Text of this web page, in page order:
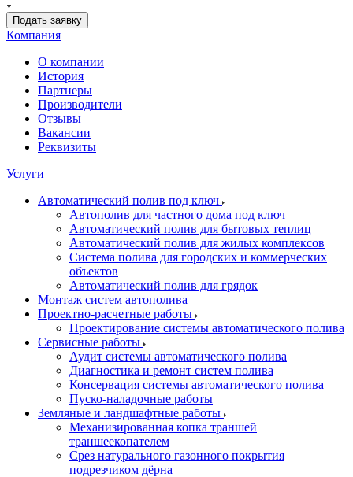
Подать заявку
Компания
О компании
История
Партнеры
Производители
Отзывы
Вакансии
Реквизиты
Услуги
Автоматический полив под ключ
Автополив для частного дома под ключ
Автоматический полив для бытовых теплиц
Автоматический полив для жилых комплексов
Система полива для городских и коммерческих
объектов
Автоматический полив для грядок
Монтаж систем автополива
Проектно-расчетные работы
Проектирование системы автоматического полива
Сервисные работы
Аудит системы автоматического полива
Диагностика и ремонт систем полива
Консервация системы автоматического полива
Пуско-наладочные работы
Земляные и ландшафтные работы
Механизированная копка траншей
траншеекопателем
Срез натурального газонного покрытия
подрезчиком дёрна